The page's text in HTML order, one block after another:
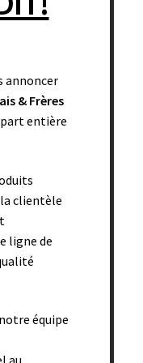
à ongles.
annoncer
& Frères
entière
clientèle
ligne de
équipe